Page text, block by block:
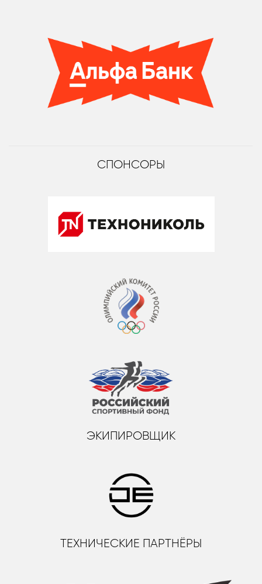
СПОНСОРЫ
ЭКИПИРОВЩИК
ТЕХНИЧЕСКИЕ ПАРТНЁРЫ